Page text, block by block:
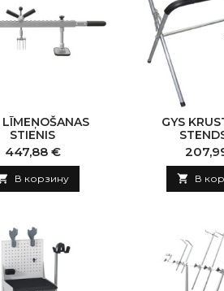
LĪMEŅOŠANAS
STIENIS
Цена
447,88 €
В корзину
GYS
Цена
 В